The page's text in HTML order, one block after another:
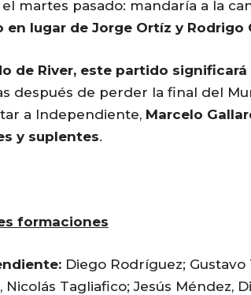
el martes pasado: mandaría a la
en lugar de Jorge Ortíz y Rodrigo
de River, este partido significará
después de perder la final del
a Independiente, Marcelo
y suplentes.
formaciones
Diego Rodríguez;
Nicolás Tagliafico; Jesús Méndez,